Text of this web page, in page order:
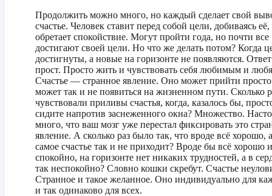
Продолжить можно много, но каждый сделает свой
счастье. Человек ставит перед собой цели, добиваясь её,
обретает спокойствие. Могут пройти года, но почти все
достигают своей цели. Но что же делать потом? Когда
достигнуты, а новые на горизонте не появляются. Ответ
прост. Просто жить и чувствовать себя любимым и
Счастье — странное явление. Оно может прийти просто
может так и не появиться на жизненном пути. Сколько
чувствовали приливы счастья, когда, казалось бы,
сидите напротив заснеженного окна? Множество.
много, что ваш мозг уже перестал фиксировать это
явление. А сколько раз было так, что вроде всё хорошо,
самое счастье так и не приходит? Вроде бы всё хорошо и
спокойно, на горизонте нет никаких трудностей, а в
так неспокойно? Словно кошки скребут. Счастье
Странное и такое желанное. Оно индивидуально для
и так одинаково для всех.